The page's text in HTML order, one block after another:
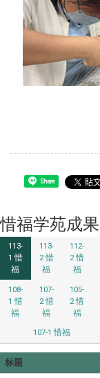
Share
惜福学苑成果
113-
1 惜
福
113-
2 惜
福
112-
2 惜
福
108-
1 惜
福
107-
2 惜
福
105-
2 惜
福
107-1 惜福
标题